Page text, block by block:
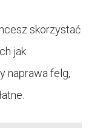
skorzystać
jak
naprawa felg,